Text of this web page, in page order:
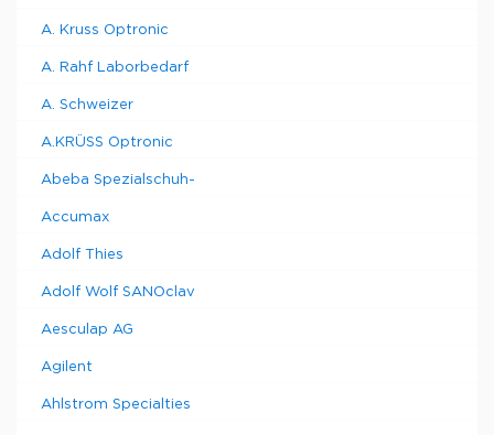
A. Kruss Optronic
A. Rahf Laborbedarf
A. Schweizer
A.KRÜSS Optronic
Abeba Spezialschuh-
Accumax
Adolf Thies
Adolf Wolf SANOclav
Aesculap AG
Agilent
Ahlstrom Specialties